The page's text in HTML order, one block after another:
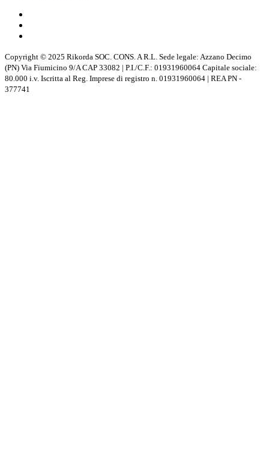
Copyright © 2025 Rikorda SOC. CONS. A R.L. Sede legale: Azzano Decimo
(PN) Via Fiumicino 9/A CAP 33082 | P.I./C.F.: 01931960064 Capitale sociale:
80.000 i.v. Iscritta al Reg. Imprese di registro n. 01931960064 | REA PN -
377741